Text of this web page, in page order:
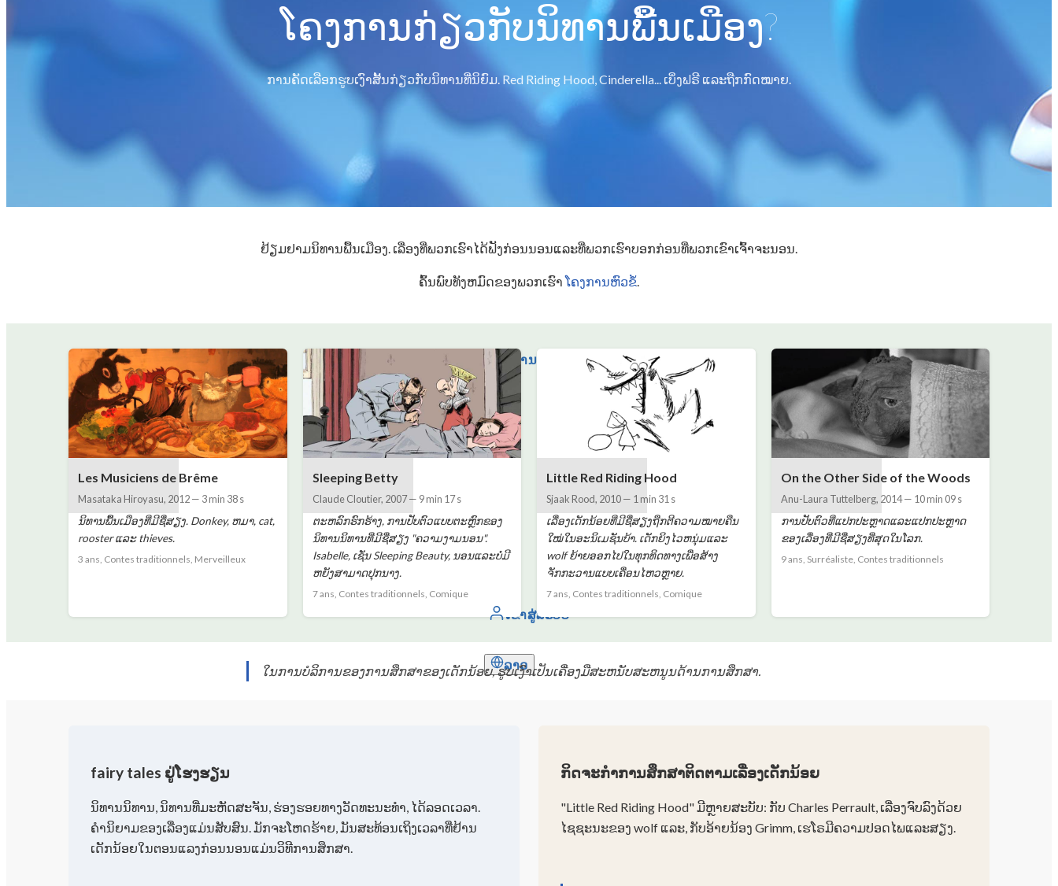
ເຮັດການບໍລິຈາກ
ເຂົ້າສູ່ລະບົບ
ລາວ
ໂຄງການກ່ຽວກັບນິທານພື້ນເມືອງ?
ການຄັດເລືອກຮູບເງົາສັ້ນກ່ຽວກັບນິທານທີ່ນິຍົມ. Red Riding Hood, Cinderella... ເບິ່ງຟຣີ ແລະຖືກກົດໝາຍ.
ຢ້ຽມຢາມນິທານພື້ນເມືອງ. ເລື່ອງ​ທີ່​ພວກ​ເຮົາ​ໄດ້​ຟັງ​ກ່ອນ​ນອນ​ແລະ​ທີ່​ພວກ​ເຮົາ​ບອກ​ກ່ອນ​ທີ່​ພວກ​ເຂົາ​ເຈົ້າ​ຈະ​ນອນ​.
ຄົ້ນພົບທັງຫມົດຂອງພວກເຮົາ ໂຄງການຫົວຂໍ້.
Les Musiciens de Brême
Masataka Hiroyasu, 2012— 3 min 38 s
ນິທານພື້ນເມືອງທີ່ມີຊື່ສຽງ. Donkey, ຫມາ, cat,
rooster ແລະ thieves.
3 ans, Contes traditionnels, Merveilleux
Sleeping Betty
Claude Cloutier, 2007— 9 min 17 s
ຕະຫລົກຮົກຮ້າງ, ການປັບຕົວແບບຕະຫຼົກຂອງ
ນິທານນິທານທີ່ມີຊື່ສຽງ "ຄວາມງາມນອນ".
Isabelle, ເຊັ່ນ Sleeping Beauty, ນອນແລະບໍ່ມີ
ຫຍັງສາມາດປຸກນາງ.
7 ans, Contes traditionnels, Comique
Little Red Riding Hood
Sjaak Rood, 2010— 1 min 31 s
ເລື່ອງເດັກນ້ອຍທີ່ມີຊື່ສຽງຖືກຕີຄວາມໝາຍຄືນ
ໃໝ່ໃນອະນິເມຊັນບ້າ. ເດັກຍິງໄວຫນຸ່ມແລະ
wolf ຍ້າຍອອກໄປໃນທຸກທິດທາງເພື່ອສ້າງ
ຈັກກະວານແບບເຄື່ອນໄຫວຫຼາຍ.
7 ans, Contes traditionnels, Comique
On the Other Side of the Woods
Anu-Laura Tuttelberg, 2014— 10 min 09 s
ການປັບຕົວທີ່ແປກປະຫຼາດແລະແປກປະຫຼາດ
ຂອງເລື່ອງທີ່ມີຊື່ສຽງທີ່ສຸດໃນໂລກ.
9 ans, Surréaliste, Contes traditionnels
ໃນການບໍລິການຂອງການສຶກສາຂອງເດັກນ້ອຍ, ຮູບເງົາເປັນເຄື່ອງມືສະຫນັບສະຫນູນດ້ານການສຶກສາ.
fairy tales ຢູ່ໂຮງຮຽນ
ນິທານນິທານ, ນິທານທີ່ມະຫັດສະຈັນ, ຮ່ອງຮອຍທາງວັດທະນະທໍາ, ໄດ້ລອດເວລາ.
ຄໍານິຍາມຂອງເລື່ອງແມ່ນສັບສົນ. ມັກຈະໂຫດຮ້າຍ, ມັນສະທ້ອນເຖິງເວລາທີ່ຢ້ານ
ເດັກນ້ອຍໃນຕອນແລງກ່ອນນອນແມ່ນວິທີການສຶກສາ.
ກິດຈະກຳການສຶກສາຕິດຕາມເລື່ອງເດັກນ້ອຍ
"Little Red Riding Hood" ມີຫຼາຍສະບັບ: ກັບ Charles Perrault, ເລື່ອງຈົບລົງດ້ວຍ
ໄຊຊະນະຂອງ wolf ແລະ, ກັບອ້າຍນ້ອງ Grimm, ເຮໂຣມີຄວາມປອດໄພແລະສຽງ.